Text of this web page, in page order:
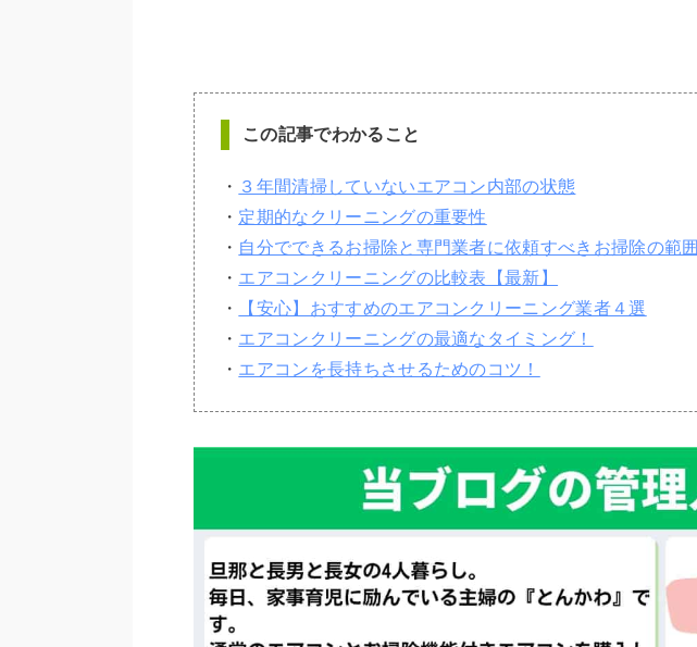
この記事でわかること
・ ３年間清掃していないエアコン内部の状態
・ 定期的なクリーニングの重要性
・ 自分でできるお掃除と専門業者に依頼すべきお掃除の範囲
・ エアコンクリーニングの比較表【最新】
・
【安心】おすすめのエアコンクリーニング業者４選
・ エアコンクリーニングの最適なタイミング！
・ エアコンを長持ちさせるためのコツ！